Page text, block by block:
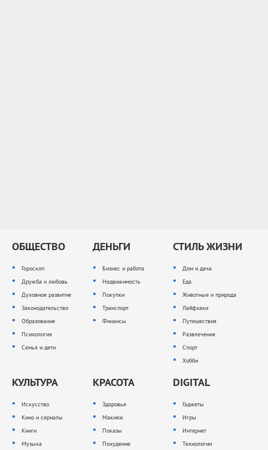
ОБЩЕСТВО
Гороскоп
Дружба и любовь
Духовное развитие
Законодательство
Образование
Психология
Семья и дети
ДЕНЬГИ
Бизнес и работа
Недвижимость
Покупки
Транспорт
Финансы
СТИЛЬ ЖИЗНИ
Дом и дача
Еда
Животные и природа
Лайфхаки
Путешествия
Развлечения
Спорт
Хобби
КУЛЬТУРА
Искусство
Кино и сериалы
Книги
Музыка
КРАСОТА
Здоровье
Макияж
Показы
Похудение
DIGITAL
Гаджеты
Игры
Интернет
Технологии